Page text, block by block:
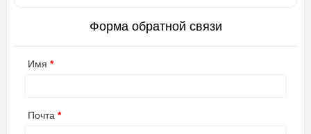
Форма обратной связи
Имя
Почта